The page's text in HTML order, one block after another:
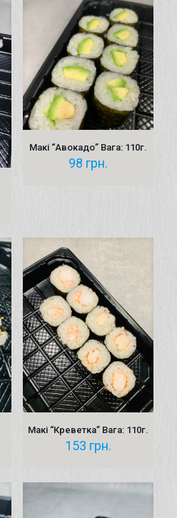
Макі “Авокадо” Вага: 110г.
98 грн.
Макі “Креветка” Вага: 110г.
153 грн.